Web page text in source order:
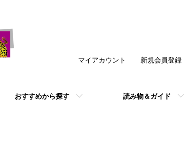
おすすめから探す 読み物＆ガイド
マイアカウント 新規会員登録